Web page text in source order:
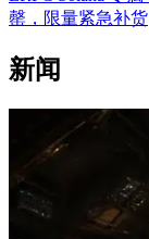
罄，限量紧急补货
新闻